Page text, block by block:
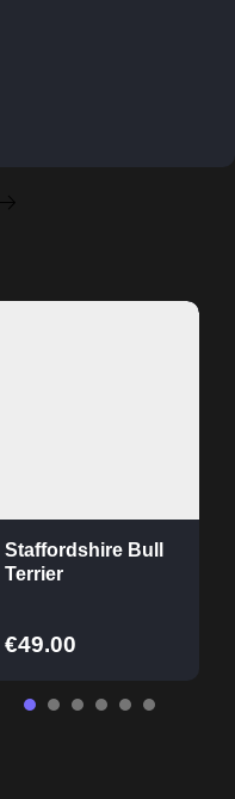
Staffordshire Bull
Terrier
€49.00